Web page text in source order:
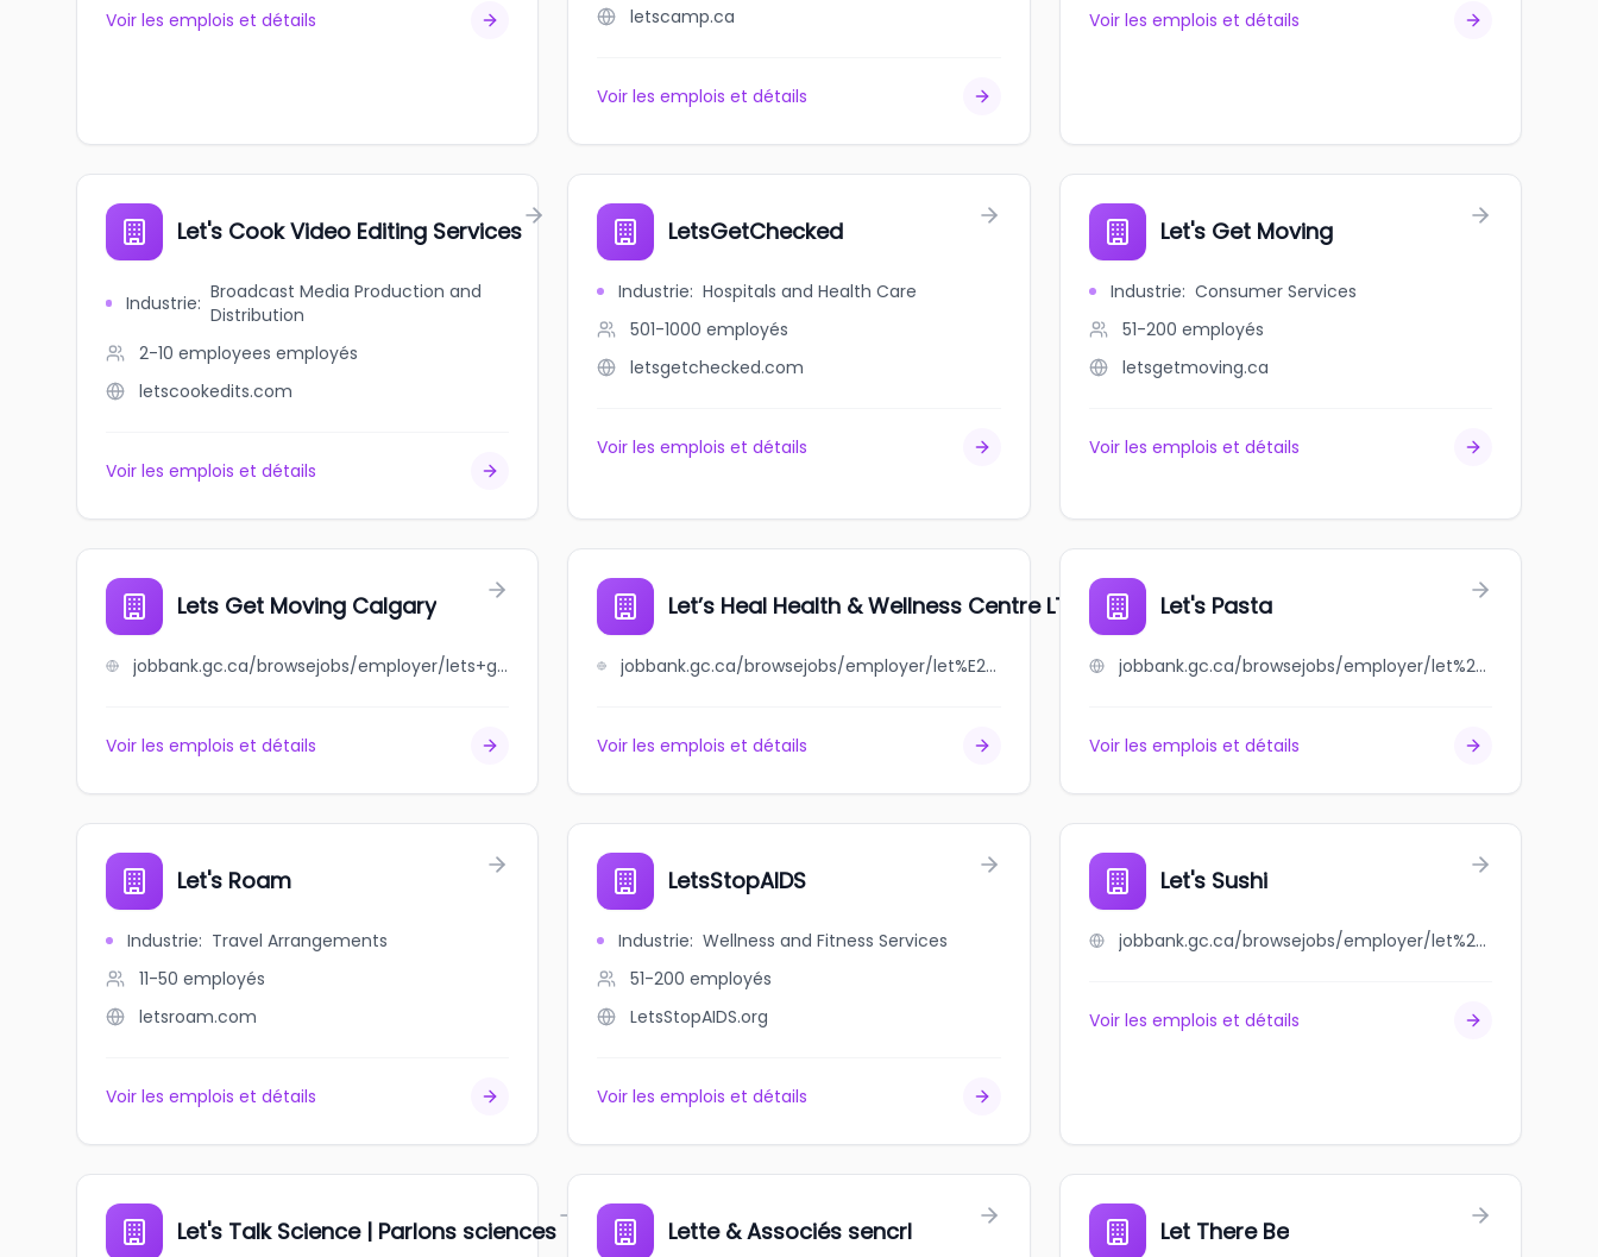
Voir les emplois et détails
letscamp.ca
Voir les emplois et détails
Voir les emplois et détails
Let's Cook Video Editing Services
Industrie: Broadcast Media Production and
Distribution
2-10 employees employés
letscookedits.com
Voir les emplois et détails
LetsGetChecked
Industrie: Hospitals and Health Care
501-1000 employés
letsgetchecked.com
Voir les emplois et détails
Let's Get Moving
Industrie: Consumer Services
51-200 employés
letsgetmoving.ca
Voir les emplois et détails
Lets Get Moving Calgary
jobbank.gc.ca/browsejobs/employer/lets+get+moving+calgary/ca
Voir les emplois et détails
Let’s Heal Health & Wellness Centre LTD.
jobbank.gc.ca/browsejobs/employer/let%E2%80%99s+heal+health+%26+wellness+centre+ltd./ca
Voir les emplois et détails
Let's Pasta
jobbank.gc.ca/browsejobs/employer/let%27s+pasta/ca
Voir les emplois et détails
Let's Roam
Industrie: Travel Arrangements
11-50 employés
letsroam.com
Voir les emplois et détails
LetsStopAIDS
Industrie: Wellness and Fitness Services
51-200 employés
LetsStopAIDS.org
Voir les emplois et détails
Let's Sushi
jobbank.gc.ca/browsejobs/employer/let%27s+sushi/ca
Voir les emplois et détails
Let's Talk Science | Parlons sciences Lette & Associés sencrl Let There Be